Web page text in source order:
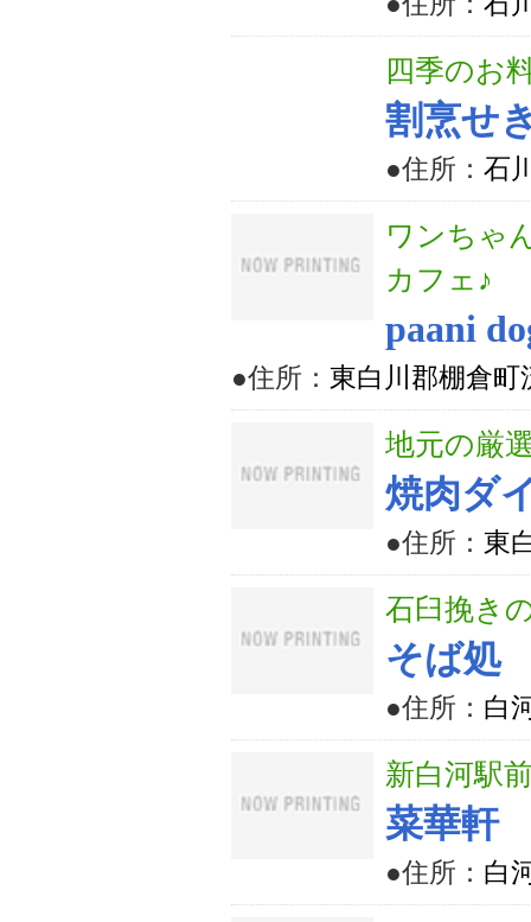
四季のお
割烹せ
●住所： 石
ワンちゃ
カフェ♪
paani
●住所： 東白川郡棚倉町
地元の厳
焼肉ダ
●住所： 東
石臼挽き
そば処
●住所： 白
新白河駅
菜華軒
●住所： 白